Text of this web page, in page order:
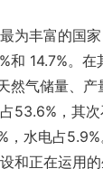
为丰富的国
和 14.7%。
然气储量、产
53.6%，其次
，水电占
和正在运用